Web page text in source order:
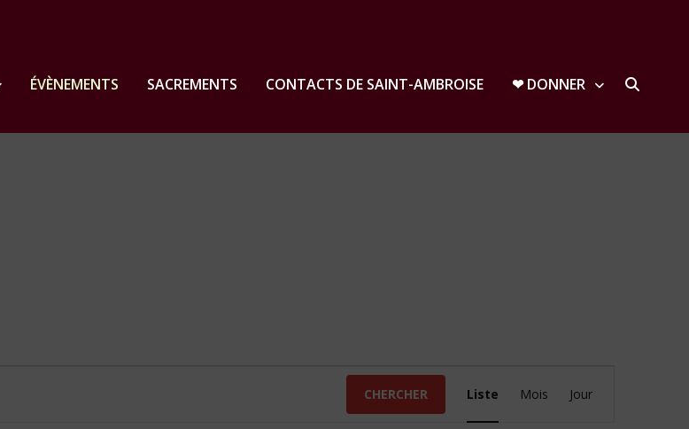
ÉVÈNEMENTS SACREMENTS CONTACTS DE SAINT-AMBROISE ❤︎ DONNER
CHERCHER
Navigation
de
Liste Mois Jour